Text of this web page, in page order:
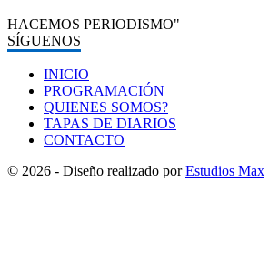
HACEMOS PERIODISMO"
SÍGUENOS
INICIO
PROGRAMACIÓN
QUIENES SOMOS?
TAPAS DE DIARIOS
CONTACTO
© 2026 - Diseño realizado porEstudios Max